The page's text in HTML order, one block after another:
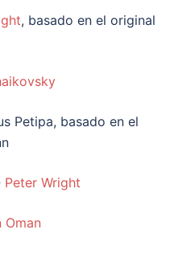
, basado en el original
Petipa, basado en el
Peter Wright
Oman